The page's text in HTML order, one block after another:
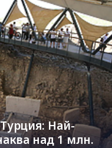
Най-
над 1 млн.